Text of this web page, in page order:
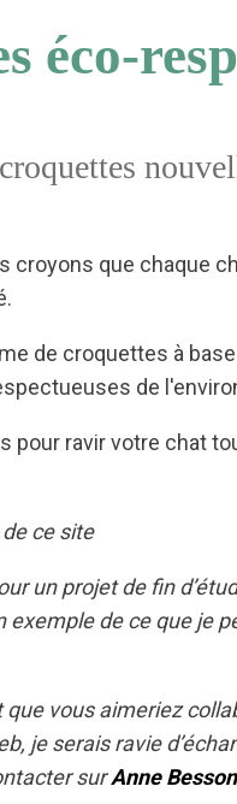
éco-
croyons que chaque
de croquettes à
de
pour ravir votre chat
ce site
un projet de fin
exemple de ce que je
que vous aimeriez
je serais ravie
surAnne